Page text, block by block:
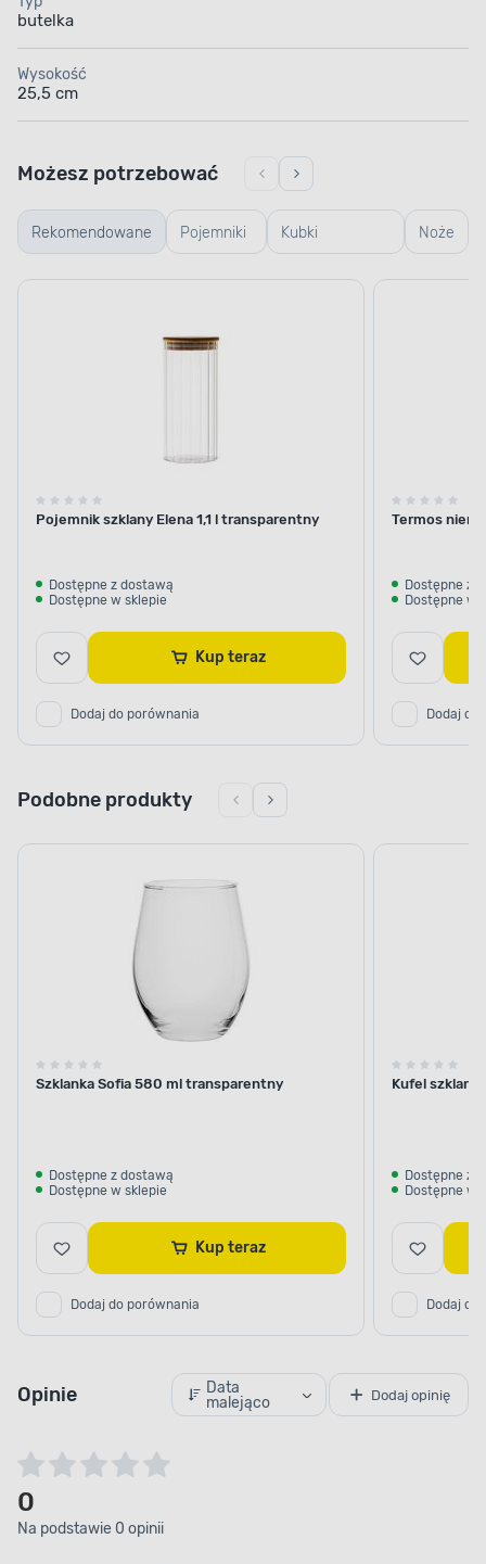
butelka
Wysokość
25,5 cm
Rekomendowane Pojemniki
szklane
Kubki
termiczne i
Noże
Możesz potrzebować
Pojemnik szklany Elena 1,1 l transparentny
Dostępne z dostawą
Dostępne w sklepie
Kup teraz
Dodaj do porównania
Termos
Dostępne z
Dostępne w
Dodaj do
Podobne produkty
Szklanka Sofia 580 ml transparentny
Dostępne z dostawą
Dostępne w sklepie
Kup teraz
Dodaj do porównania
Kufel szklany
Dostępne z
Dostępne w
Dodaj do
Opinie
Data
malejąco
Dodaj opinię
0
Na podstawie 0 opinii